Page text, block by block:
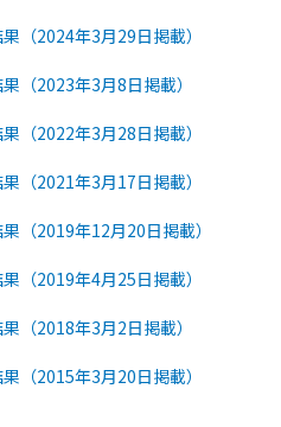
（2024年3月29日掲載）
（2023年3月8日掲載）
（2022年3月28日掲載）
（2021年3月17日掲載）
（2019年12月20日掲載）
（2019年4月25日掲載）
（2018年3月2日掲載）
（2015年3月20日掲載）